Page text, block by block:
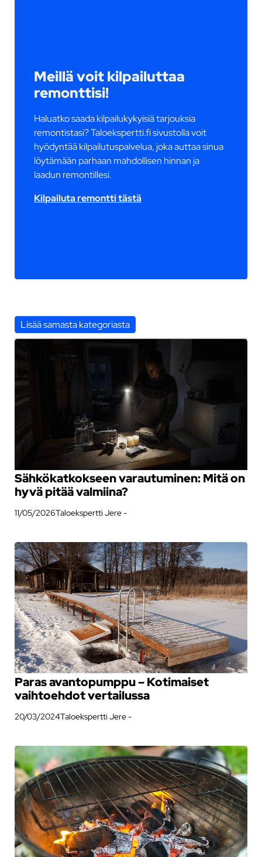
Meillä voit kilpailuttaa
remonttisi!
Haluatko saada kilpailukykyisiä tarjouksia
remontistasi? Taloekspertti.fi sivustolla voit
hyödyntää kilpailutuspalvelua, joka auttaa sinua
löytämään parhaan mahdollisen hinnan ja
laadun remontillesi.
Kilpailuta remontti tästä
Lisää samasta kategoriasta
Sähkökatkokseen varautuminen: Mitä on
hyvä pitää valmiina?
11/05/2026Taloekspertti Jere -
Paras avantopumppu – Kotimaiset
vaihtoehdot vertailussa
20/03/2024Taloekspertti Jere -